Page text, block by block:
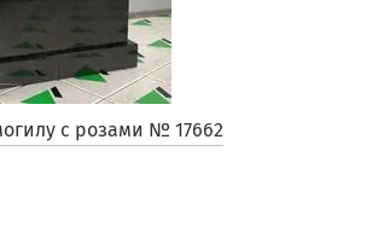
с розами № 17662